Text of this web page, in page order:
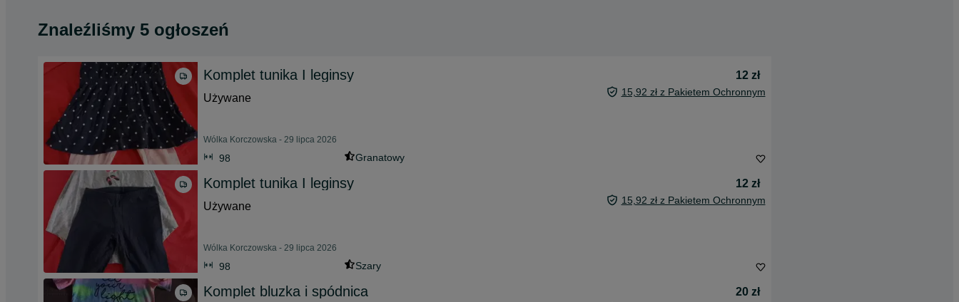
Znaleźliśmy 5 ogłoszeń
Komplet tunika I leginsy
12 zł
Używane
15,92 zł z Pakietem Ochronnym
Wólka Korczowska - 29 lipca 2026
98 Granatowy
Komplet tunika I leginsy
12 zł
Używane
15,92 zł z Pakietem Ochronnym
Wólka Korczowska - 29 lipca 2026
98 Szary
Komplet bluzka i spódnica
20 zł